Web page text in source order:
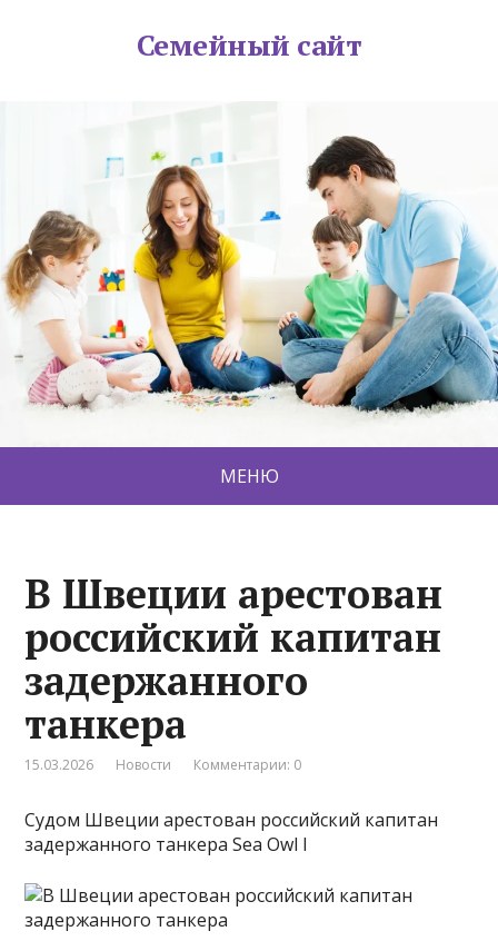
Семейный сайт
МЕНЮ
В Швеции арестован
российский капитан
задержанного
танкера
15.03.2026 Новости Комментарии: 0
Судом Швеции арестован российский капитан
задержанного танкера Sea Owl I